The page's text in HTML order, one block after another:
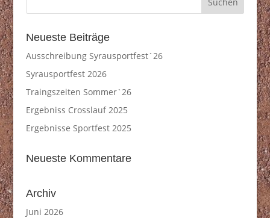
Neueste Beiträge
Ausschreibung Syrausportfest`26
Syrausportfest 2026
Traingszeiten Sommer`26
Ergebniss Crosslauf 2025
Ergebnisse Sportfest 2025
Neueste Kommentare
Archiv
Juni 2026